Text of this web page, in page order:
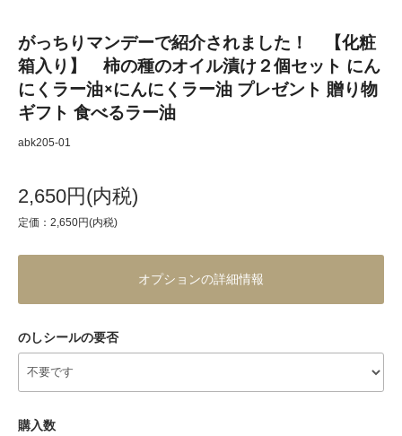
がっちりマンデーで紹介されました！ 【化粧
箱入り】 柿の種のオイル漬け２個セット にん
にくラー油×にんにくラー油 プレゼント 贈り物
ギフト 食べるラー油
abk205-01
2,650円(内税)
定価：2,650円(内税)
オプションの詳細情報
のしシールの要否
購入数